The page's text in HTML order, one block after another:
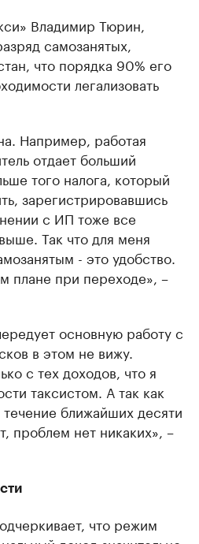
Владимир Тюрин,
самозанятых,
что порядка 90% его
легализовать
Например, работая
отдает больший
того налога, который
зарегистрировавшись
с ИП тоже все
Так что для меня
- это удобство.
плане при переходе», –
основную работу с
в этом не вижу.
с тех доходов, что я
таксистом. А так как
ближайших десяти
проблем нет никаких», –
что режим